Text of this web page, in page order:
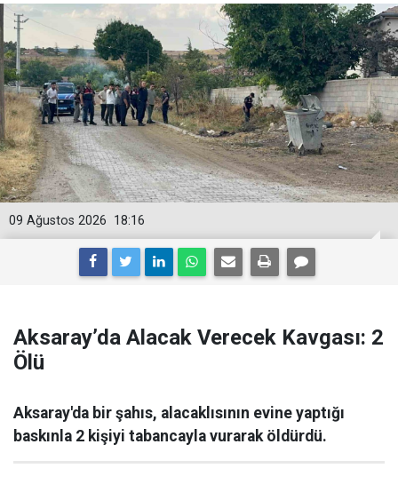
18:16
09 Ağustos 2026
Aksaray’da Alacak Verecek Kavgası: 2
Ölü
Aksaray'da bir şahıs, alacaklısının evine yaptığı
baskınla 2 kişiyi tabancayla vurarak öldürdü.